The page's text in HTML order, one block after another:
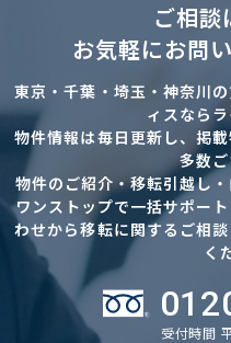
ご相談
お気軽にお問
東京・千葉・埼玉・神奈川
ィスならラ
物件情報は毎日更新し、掲
多数ご
物件のご紹介・移転引越し
ワンストップで一括サポー
わせから移転に関するご相
く
受付時間